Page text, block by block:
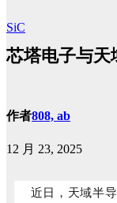
SiC
芯塔电子与天
作者808, ab
12 月 23, 2025
近日，天域半